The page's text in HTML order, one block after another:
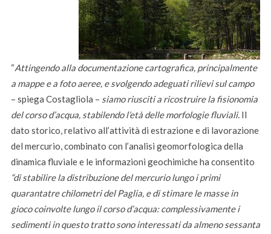
“Attingendo alla documentazione cartografica, principalmente
a mappe e a foto aeree, e svolgendo adeguati rilievi sul campo
– spiega Costagliola – siamo riusciti a ricostruire la fisionomia
del corso d’acqua, stabilendo l’età delle morfologie fluviali. Il
dato storico, relativo all’attività di estrazione e di lavorazione
del mercurio, combinato con l’analisi geomorfologica della
dinamica fluviale e le informazioni geochimiche ha consentito
“di stabilire la distribuzione del mercurio lungo i primi
quarantatre chilometri del Paglia, e di stimare le masse in
gioco coinvolte lungo il corso d’acqua: complessivamente i
sedimenti in questo tratto sono interessati da almeno sessanta